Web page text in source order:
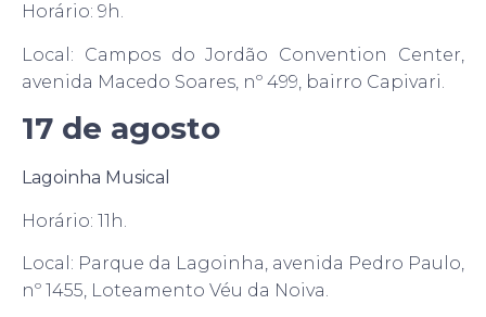
Horário: 9h.
Local: Campos do Jordão Convention Center,
avenida Macedo Soares, nº 499, bairro Capivari.
17 de agosto
Lagoinha Musical
Horário: 11h.
Local: Parque da Lagoinha, avenida Pedro Paulo,
nº 1455, Loteamento Véu da Noiva.